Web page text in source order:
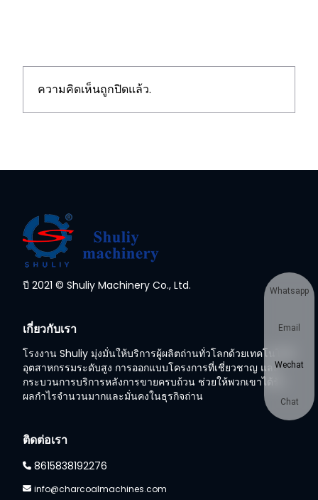
ความคิดเห็นถูกปิดแล้ว.
ปี 2021 © Shuliy Machinery Co., Ltd.
เกี่ยวกับเรา
โรงงาน Shuliy มุ่งมั่นให้บริการผู้ผลิตถ่านทั่วโลกด้วยเทคโนโลยี
อุตสาหกรรมระดับสูง การออกแบบโครงการที่เชี่ยวชาญ และ
กระบวนการบริการหลังการขายครบถ้วน ช่วยให้พวกเขาได้รับ
ผลกำไรจำนวนมากและมั่นคงในธุรกิจถ่าน
ติดต่อเรา
8615838192276
info@charcoalmachines.com
Whatsapp
Email
Wechat
Chat